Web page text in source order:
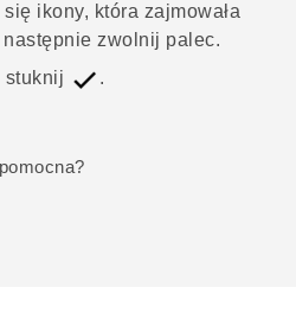
ikony, która zajmowała
zwolnij palec.
stuknij
.